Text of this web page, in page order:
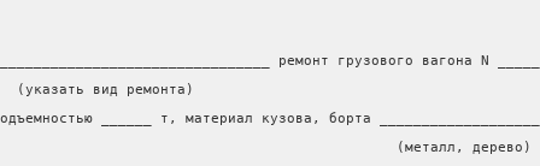
ремонт грузового вагона N
(указать вид ремонта)
______ т, материал кузова, борта
(металл, дерево)